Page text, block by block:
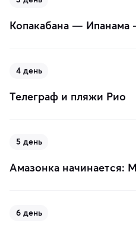
Копакабана — Ипанама
4 день
Телеграф и пляжи Рио
5 день
Амазонка начинается:
6 день